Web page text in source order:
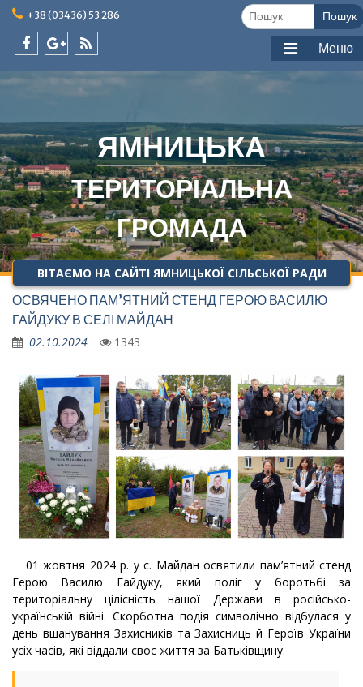
Skip
content
+38 (03436) 53 286
plus
ЯМНИЦЬКА
ТЕРИТОРІАЛЬНА
ГРОМАДА
Меню
ВІТАЄМО НА САЙТІ ЯМНИЦЬКОЇ СІЛЬСЬКОЇ РАДИ
ОСВЯЧЕНО ПАМ’ЯТНИЙ СТЕНД ГЕРОЮ ВАСИЛЮ
ГАЙДУКУ В СЕЛІ МАЙДАН
02.10.2024 1343
01 жовтня 2024 р. у с. Майдан освятили пам’ятний стенд
Герою Василю Гайдуку, який поліг у боротьбі за
територіальну цілісність нашої Держави в російсько-
українській війні. Скорботна подія символічно відбулася у
день вшанування Захисників та Захисниць й Героїв України
усіх часів, які віддали своє життя за Батьківщину.
Шукати: